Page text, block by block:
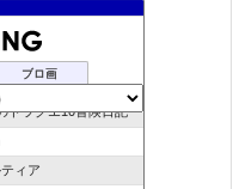
ブロ画
チーム運営ブログ
ドラクエ10冒険日記
ィア